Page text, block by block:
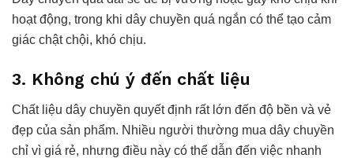
hoạt động, trong khi dây chuyền quá ngắn có thể tạo cảm
giác chật chội, khó chịu.
3. Không chú ý đến chất liệu
Chất liệu dây chuyền quyết định rất lớn đến độ bền và vẻ
đẹp của sản phẩm. Nhiều người thường mua dây chuyền
chỉ vì giá rẻ, nhưng điều này có thể dẫn đến việc nhanh